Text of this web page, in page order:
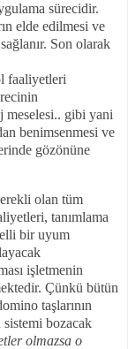
sürecidir.
elde edilmesi ve
Son olarak
faaliyetleri
meselesi.. gibi yani
benimsenmesi ve
gözönüne
olan tüm
tanımlama
bir uyum
işletmenin
Çünkü bütün
taşlarının
bozacak
olmazsa o